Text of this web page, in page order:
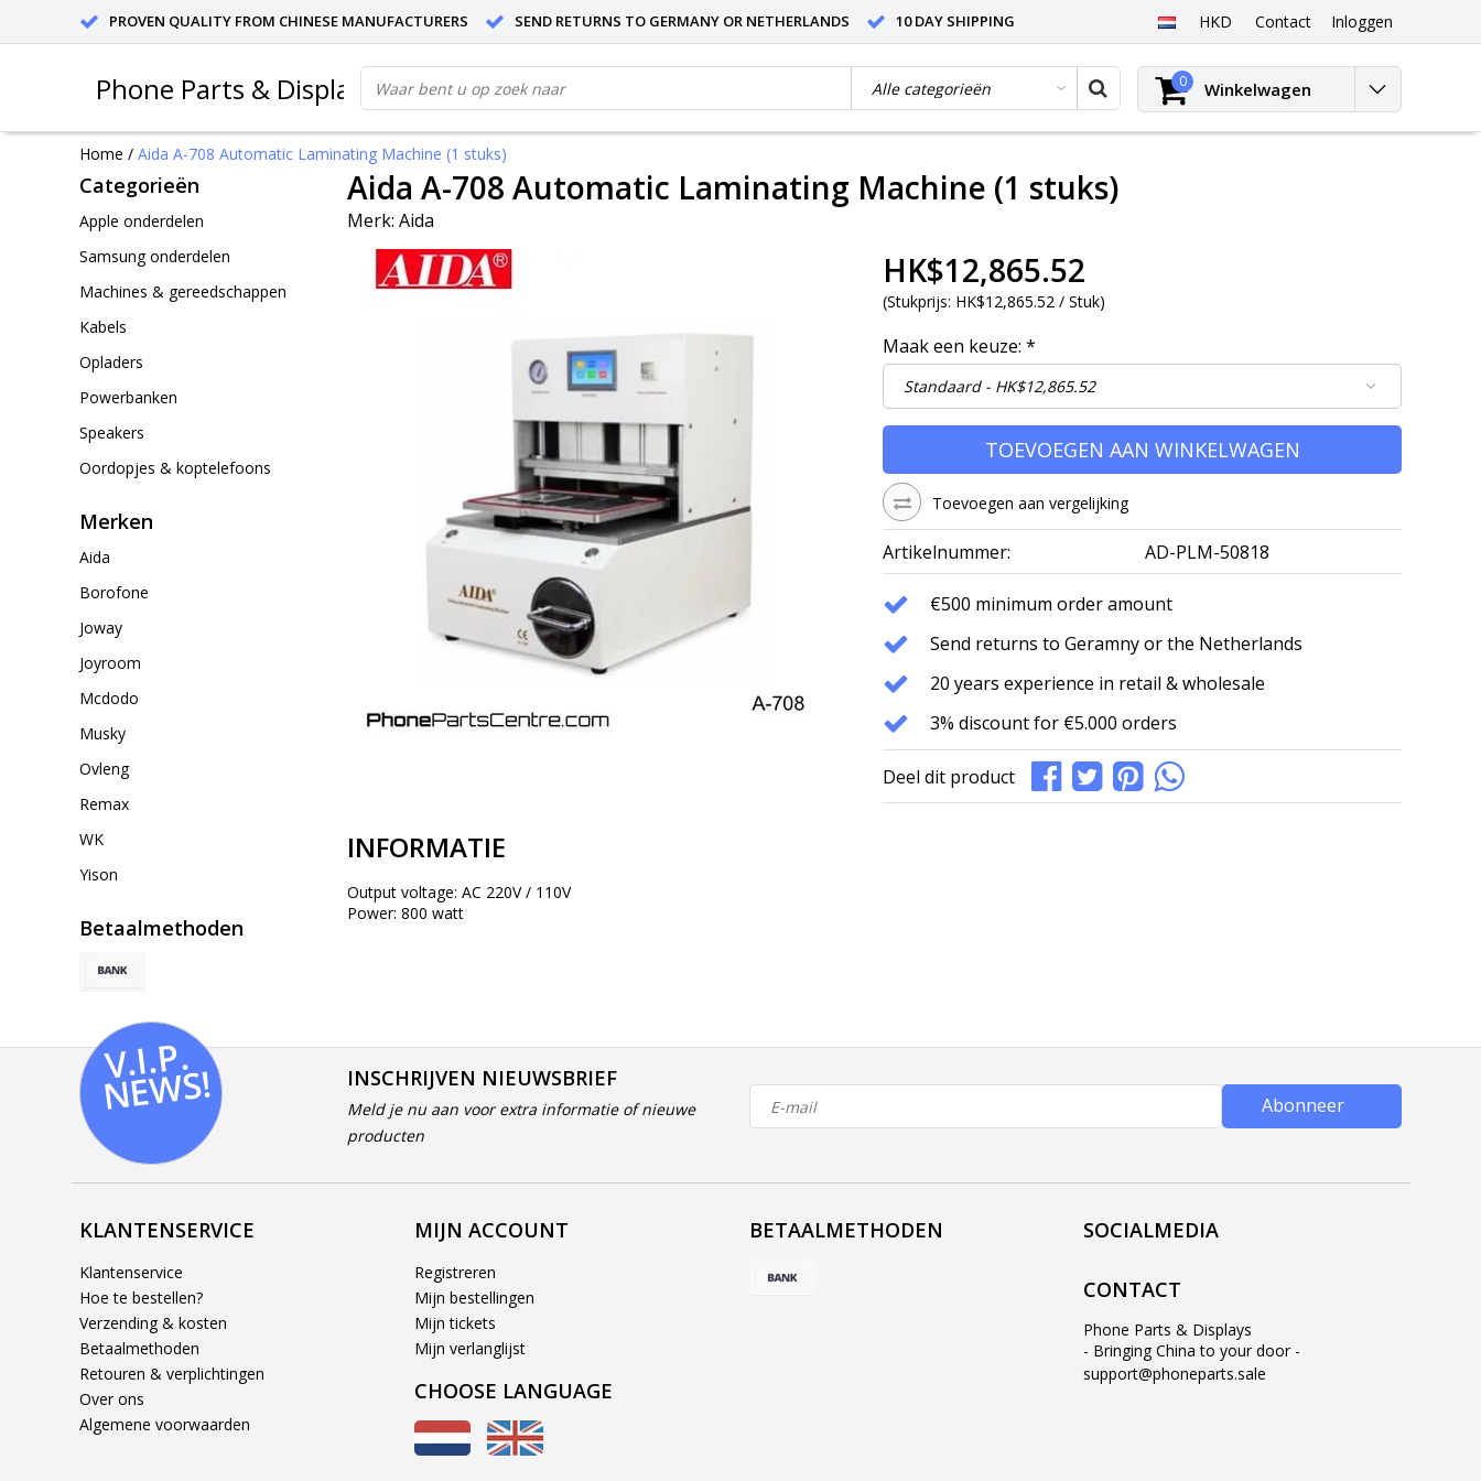
PROVEN QUALITY FROM CHINESE MANUFACTURERS SEND RETURNS TO GERMANY OR NETHERLANDS 10 DAY SHIPPING HKD Contact Inloggen
Phone Parts & Displays 0 Winkelwagen
Home / Aida A-708 Automatic Laminating Machine (1 stuks)
Categorieën
Apple onderdelen
Samsung onderdelen
Machines & gereedschappen
Kabels
Opladers
Powerbanken
Speakers
Oordopjes & koptelefoons
Merken
Aida
Borofone
Joway
Joyroom
Mcdodo
Musky
Ovleng
Remax
WK
Yison
Betaalmethoden
Aida A-708 Automatic Laminating Machine (1 stuks)
Merk: Aida
HK$12,865.52
(Stukprijs: HK$12,865.52 / Stuk)
Maak een keuze: *
TOEVOEGEN AAN WINKELWAGEN
Toevoegen aan vergelijking
Artikelnummer: AD-PLM-50818
€500 minimum order amount
Send returns to Geramny or the Netherlands
20 years experience in retail & wholesale
3% discount for €5.000 orders
Deel dit product
INFORMATIE
Output voltage: AC 220V / 110V
Power: 800 watt
V.I.
P.
N
E
W
S! INSCHRIJVEN NIEUWSBRIEF
Meld je nu aan voor extra informatie of nieuwe
producten
Abonneer
KLANTENSERVICE
Klantenservice
Hoe te bestellen?
Verzending & kosten
Betaalmethoden
Retouren & verplichtingen
Over ons
Algemene voorwaarden
MIJN ACCOUNT
Registreren
Mijn bestellingen
Mijn tickets
Mijn verlanglijst
CHOOSE LANGUAGE
BETAALMETHODEN SOCIALMEDIA
CONTACT
Phone Parts & Displays
- Bringing China to your door -
support@phoneparts.sale